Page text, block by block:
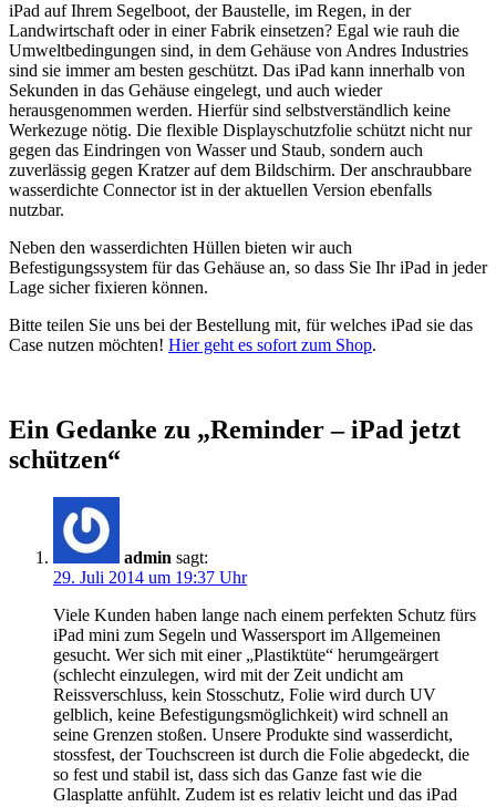
iPad auf Ihrem Segelboot, der Baustelle, im Regen, in der
Landwirtschaft oder in einer Fabrik einsetzen? Egal wie rauh die
Umweltbedingungen sind, in dem Gehäuse von Andres Industries
sind sie immer am besten geschützt. Das iPad kann innerhalb von
Sekunden in das Gehäuse eingelegt, und auch wieder
herausgenommen werden. Hierfür sind selbstverständlich keine
Werkezuge nötig. Die flexible Displayschutzfolie schützt nicht nur
gegen das Eindringen von Wasser und Staub, sondern auch
zuverlässig gegen Kratzer auf dem Bildschirm. Der anschraubbare
wasserdichte Connector ist in der aktuellen Version ebenfalls
nutzbar.
Neben den wasserdichten Hüllen bieten wir auch
Befestigungssystem für das Gehäuse an, so dass Sie Ihr iPad in jeder
Lage sicher fixieren können.
Bitte teilen Sie uns bei der Bestellung mit, für welches iPad sie das
Case nutzen möchten! Hier geht es sofort zum Shop.
Ein Gedanke zu „Reminder – iPad jetzt
schützen“
admin sagt:
29. Juli 2014 um 19:37 Uhr
Viele Kunden haben lange nach einem perfekten Schutz fürs
iPad mini zum Segeln und Wassersport im Allgemeinen
gesucht. Wer sich mit einer „Plastiktüte“ herumgeärgert
(schlecht einzulegen, wird mit der Zeit undicht am
Reissverschluss, kein Stosschutz, Folie wird durch UV
gelblich, keine Befestigungsmöglichkeit) wird schnell an
seine Grenzen stoßen. Unsere Produkte sind wasserdicht,
stossfest, der Touchscreen ist durch die Folie abgedeckt, die
so fest und stabil ist, dass sich das Ganze fast wie die
Glasplatte anfühlt. Zudem ist es relativ leicht und das iPad